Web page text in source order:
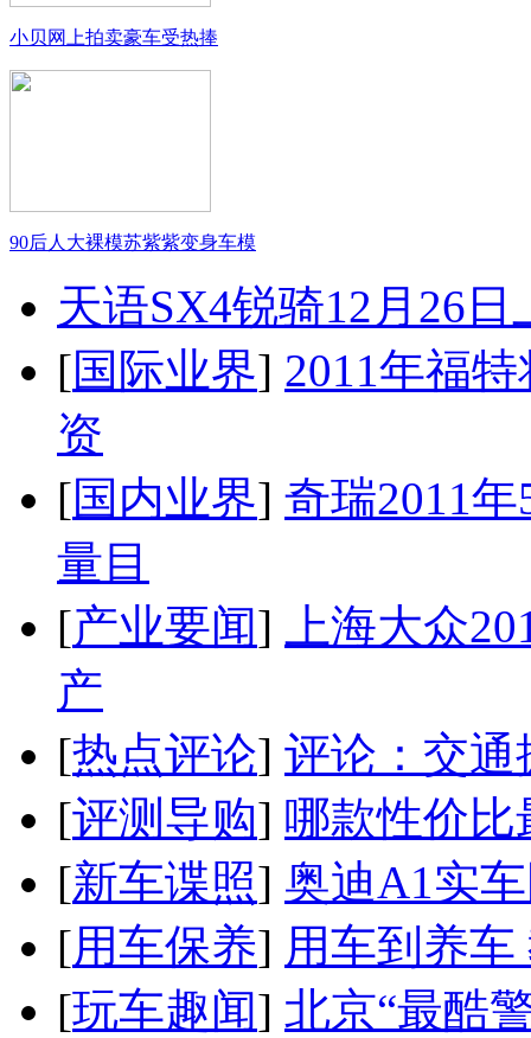
小贝网上拍卖豪车受热捧
90后人大裸模苏紫紫变身车模
天语SX4锐骑12月26
[国际业界] 2011年福
资
[国内业界] 奇瑞2011
量目
[产业要闻]
上海大众
产
[热点评论] 评论：交通
[评测导购] 哪款性价比
[新车谍照] 奥迪A1实
[用车保养] 用车到养
[玩车趣闻] 北京“最酷